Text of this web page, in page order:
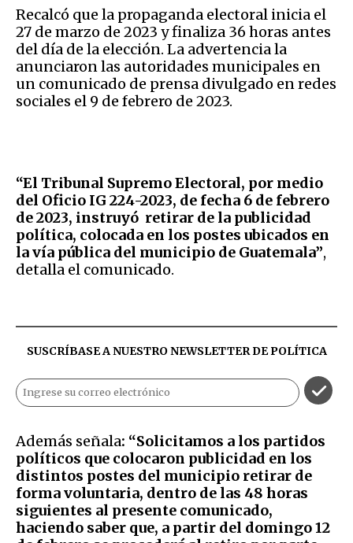
Recalcó que la propaganda electoral inicia el
27 de marzo de 2023 y finaliza 36 horas antes
del día de la elección. La advertencia la
anunciaron las autoridades municipales en
un comunicado de prensa divulgado en redes
sociales el 9 de febrero de 2023.
“El Tribunal Supremo Electoral, por medio
del Oficio IG 224-2023, de fecha 6 de febrero
de 2023, instruyó retirar de la publicidad
política, colocada en los postes ubicados en
la vía pública del municipio de Guatemala”,
detalla el comunicado.
SUSCRÍBASE A NUESTRO NEWSLETTER DEPOLÍTICA
Además señala: “Solicitamos a los partidos
políticos que colocaron publicidad en los
distintos postes del municipio retirar de
forma voluntaria, dentro de las 48 horas
siguientes al presente comunicado,
haciendo saber que, a partir del domingo 12